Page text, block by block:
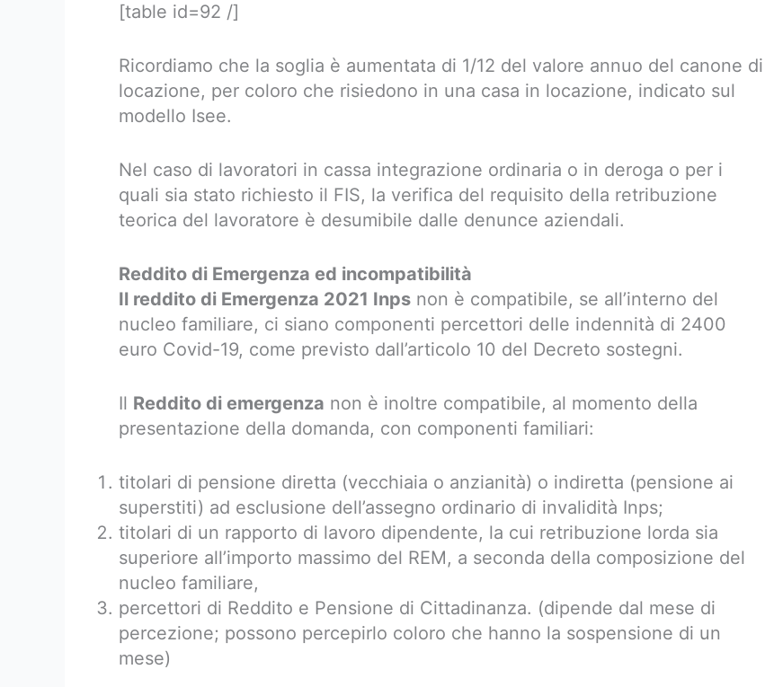
[table id=92 /]
Ricordiamo che la soglia è aumentata di 1/12 del valore annuo del canone di
locazione, per coloro che risiedono in una casa in locazione, indicato sul
modello Isee.
Nel caso di lavoratori in cassa integrazione ordinaria o in deroga o per i
quali sia stato richiesto il FIS, la verifica del requisito della retribuzione
teorica del lavoratore è desumibile dalle denunce aziendali.
Reddito di Emergenza ed incompatibilità
Il reddito di Emergenza 2021 Inps non è compatibile, se all’interno del
nucleo familiare, ci siano componenti percettori delle indennità di 2400
euro Covid-19, come previsto dall’articolo 10 del Decreto sostegni.
Il Reddito di emergenza non è inoltre compatibile, al momento della
presentazione della domanda, con componenti familiari:
titolari di pensione diretta (vecchiaia o anzianità) o indiretta (pensione ai
superstiti) ad esclusione dell’assegno ordinario di invalidità Inps;
titolari di un rapporto di lavoro dipendente, la cui retribuzione lorda sia
superiore all’importo massimo del REM, a seconda della composizione del
nucleo familiare,
percettori di Reddito e Pensione di Cittadinanza. (dipende dal mese di
percezione; possono percepirlo coloro che hanno la sospensione di un
mese)